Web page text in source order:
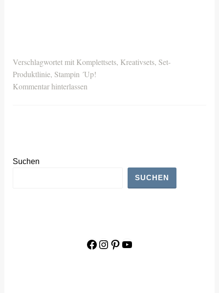
Verschlagwortet mit Komplettsets, Kreativsets, Set-
Produktlinie, Stampin ´Up!
Kommentar hinterlassen
Suchen
SUCHEN
Facebook
Instagram
Pinterest
YouTube